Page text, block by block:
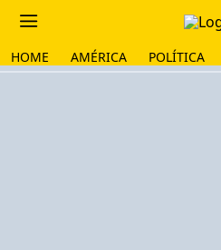
HOME AMÉRICA POLÍTICA